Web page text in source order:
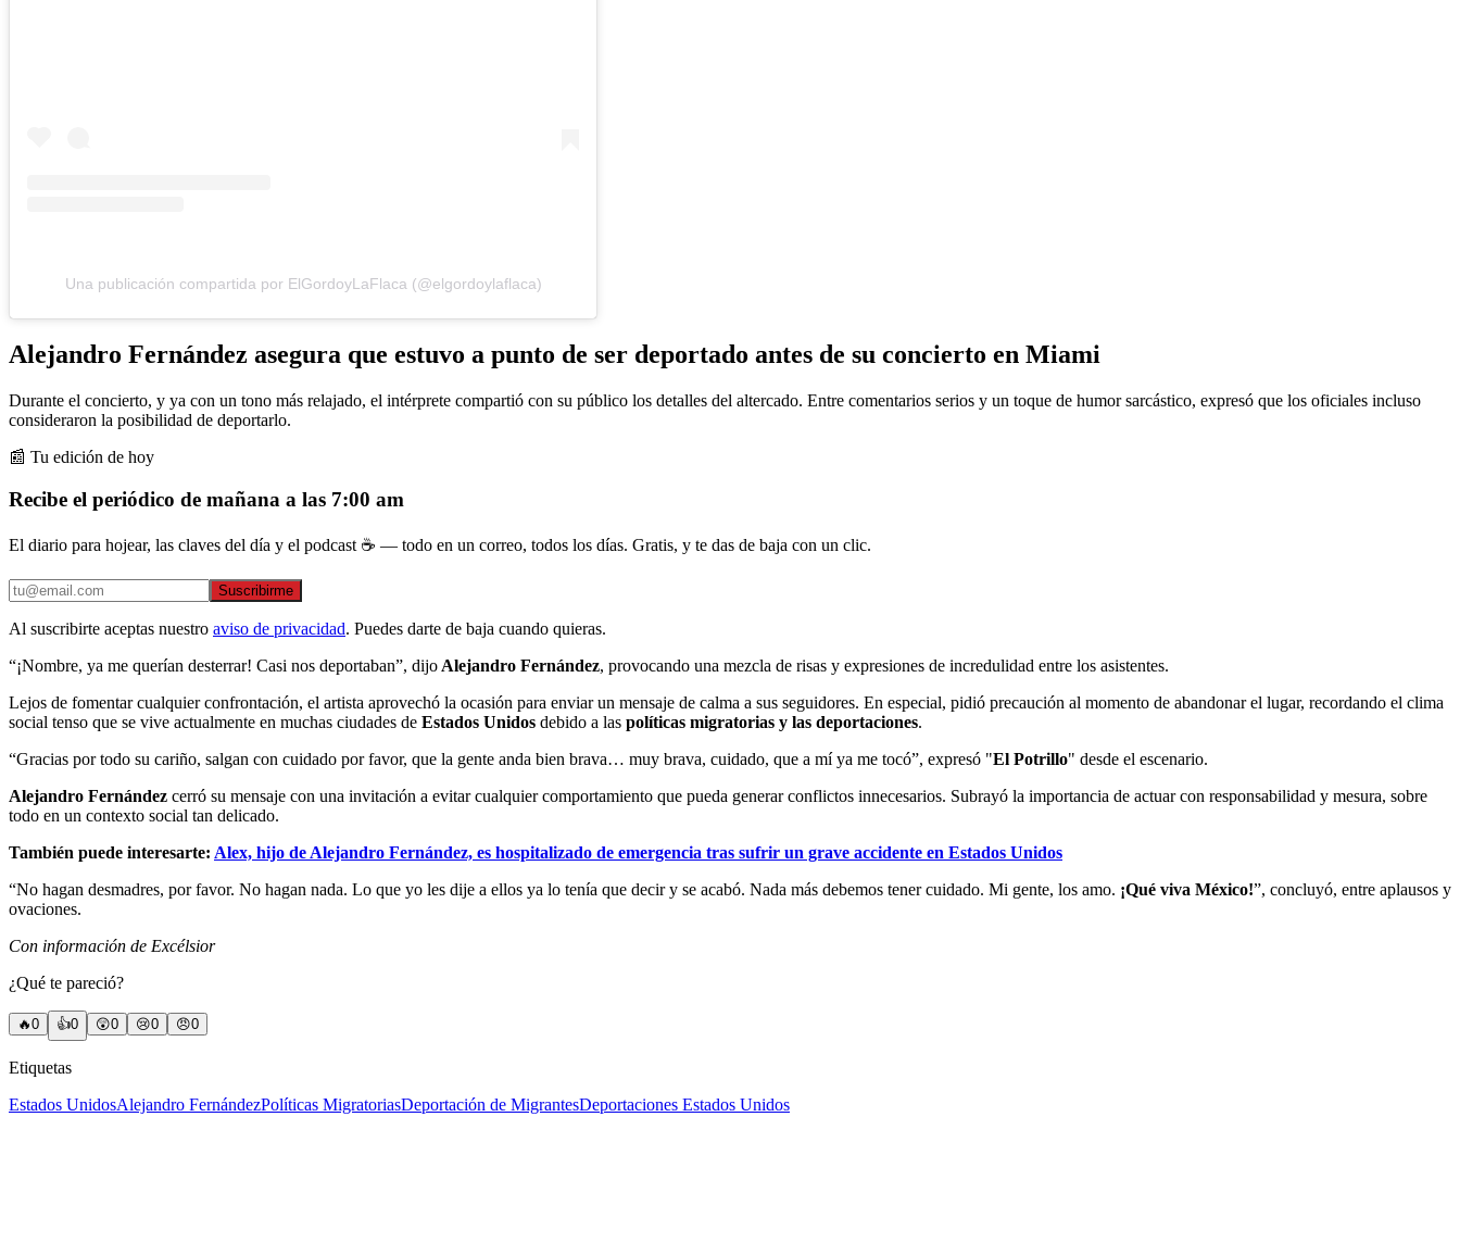
Una publicación compartida por ElGordoyLaFlaca (@elgordoylaflaca)
Alejandro Fernández asegura que estuvo a punto de ser deportado antes de su concierto en Miami
Durante el concierto, y ya con un tono más relajado, el intérprete compartió con su público los detalles del altercado. Entre comentarios serios y un toque de humor sarcástico, expresó que los oficiales incluso
consideraron la posibilidad de deportarlo.
📰 Tu edición de hoy
Recibe el periódico de mañana a las 7:00 am
El diario para hojear, las claves del día y el podcast ☕ — todo en un correo, todos los días. Gratis, y te das de baja con un clic.
Suscribirme
Al suscribirte aceptas nuestro aviso de privacidad. Puedes darte de baja cuando quieras.
“¡Nombre, ya me querían desterrar! Casi nos deportaban”, dijo Alejandro Fernández, provocando una mezcla de risas y expresiones de incredulidad entre los asistentes.
Lejos de fomentar cualquier confrontación, el artista aprovechó la ocasión para enviar un mensaje de calma a sus seguidores. En especial, pidió precaución al momento de abandonar el lugar, recordando el clima
social tenso que se vive actualmente en muchas ciudades de Estados Unidos debido a las políticas migratorias y las deportaciones.
“Gracias por todo su cariño, salgan con cuidado por favor, que la gente anda bien brava… muy brava, cuidado, que a mí ya me tocó”, expresó "El Potrillo" desde el escenario.
Alejandro Fernández cerró su mensaje con una invitación a evitar cualquier comportamiento que pueda generar conflictos innecesarios. Subrayó la importancia de actuar con responsabilidad y mesura, sobre
todo en un contexto social tan delicado.
También puede interesarte: Alex, hijo de Alejandro Fernández, es hospitalizado de emergencia tras sufrir un grave accidente en Estados Unidos
“No hagan desmadres, por favor. No hagan nada. Lo que yo les dije a ellos ya lo tenía que decir y se acabó. Nada más debemos tener cuidado. Mi gente, los amo. ¡Qué viva México!”, concluyó, entre aplausos y
ovaciones.
Con información de Excélsior
¿Qué te pareció?
🔥0 👍0 😲0 😢0 😠0
Etiquetas
Estados UnidosAlejandro FernándezPolíticas MigratoriasDeportación de MigrantesDeportaciones Estados Unidos